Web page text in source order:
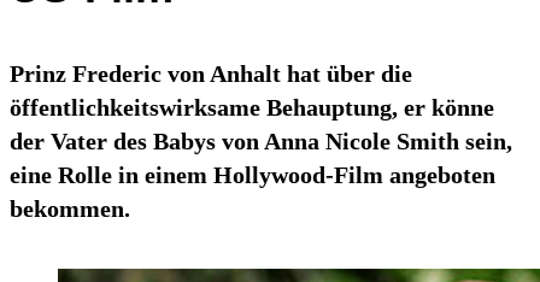
Prinz Frederic von Anhalt hat über die
öffentlichkeitswirksame Behauptung, er könne
der Vater des Babys von Anna Nicole Smith sein,
eine Rolle in einem Hollywood-Film angeboten
bekommen.